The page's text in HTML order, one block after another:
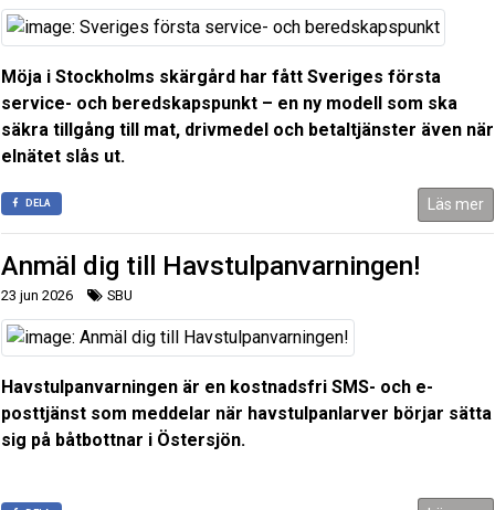
Möja i Stockholms skärgård har fått Sveriges första
service- och beredskapspunkt – en ny modell som ska
säkra tillgång till mat, drivmedel och betaltjänster även när
elnätet slås ut.
DELA Läs mer
Anmäl dig till Havstulpanvarningen!
23 jun 2026 SBU
Havstulpanvarningen är en kostnadsfri SMS- och e-
posttjänst som meddelar när havstulpanlarver börjar sätta
sig på båtbottnar i Östersjön.